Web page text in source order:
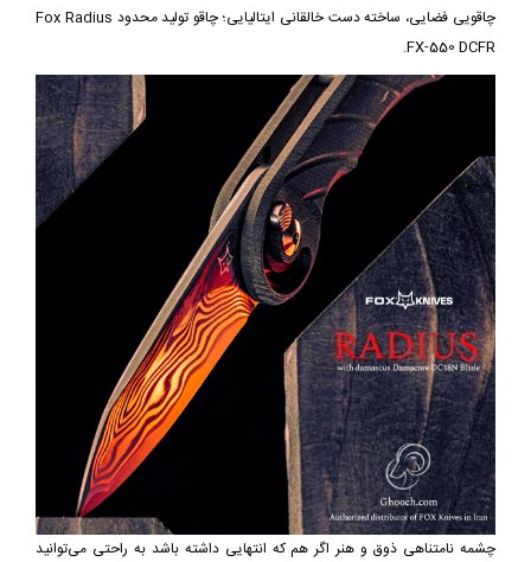
چاقویی فضایی، ساخته دست خالقانی ایتالیایی؛ چاقو تولید محدود Fox Radius
FX-550 DCFR.
چشمه نامتناهی ذوق و هنر اگر هم که انتهایی داشته باشد به راحتی می‌توانید